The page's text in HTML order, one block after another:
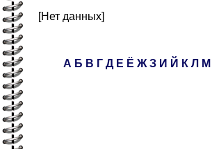
[Нет данных]
А Б В Г Д Е Ё Ж З И Й К Л М